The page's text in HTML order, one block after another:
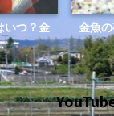
いつ？金
金魚